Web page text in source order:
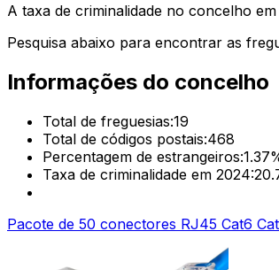
A taxa de criminalidade no concelho
Pesquisa abaixo para encontrar as
Informações do concelho
Total de freguesias:19
Total de códigos postais:468
Percentagem de estrangeiros:1.37
Taxa de criminalidade em 2024:
Pacote de 50 conectores RJ45 Cat6